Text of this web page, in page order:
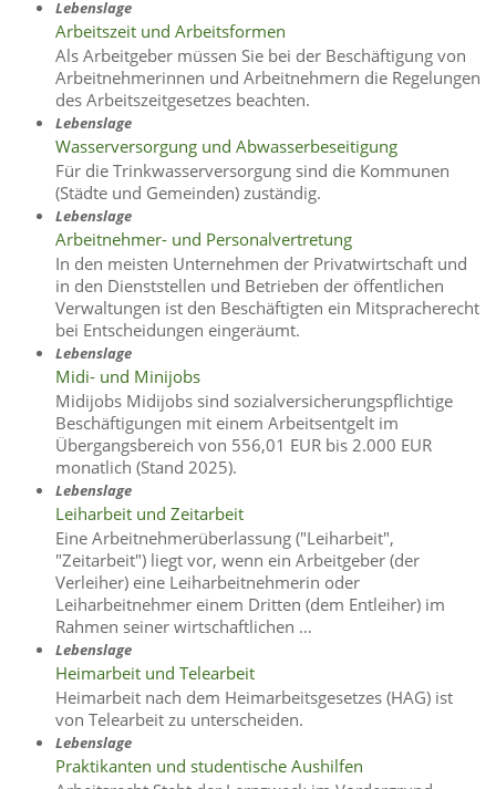
Lebenslage
Arbeitszeit und Arbeitsformen
Als Arbeitgeber müssen Sie bei der Beschäftigung von
Arbeitnehmerinnen und Arbeitnehmern die Regelungen
des Arbeitszeitgesetzes beachten.
Lebenslage
Wasserversorgung und Abwasserbeseitigung
Für die Trinkwasserversorgung sind die Kommunen
(Städte und Gemeinden) zuständig.
Lebenslage
Arbeitnehmer- und Personalvertretung
In den meisten Unternehmen der Privatwirtschaft und
in den Dienststellen und Betrieben der öffentlichen
Verwaltungen ist den Beschäftigten ein Mitspracherecht
bei Entscheidungen eingeräumt.
Lebenslage
Midi- und Minijobs
Midijobs Midijobs sind sozialversicherungspflichtige
Beschäftigungen mit einem Arbeitsentgelt im
Übergangsbereich von 556,01 EUR bis 2.000 EUR
monatlich (Stand 2025).
Lebenslage
Leiharbeit und Zeitarbeit
Eine Arbeitnehmerüberlassung ("Leiharbeit",
"Zeitarbeit") liegt vor, wenn ein Arbeitgeber (der
Verleiher) eine Leiharbeitnehmerin oder
Leiharbeitnehmer einem Dritten (dem Entleiher) im
Rahmen seiner wirtschaftlichen …
Lebenslage
Heimarbeit und Telearbeit
Heimarbeit nach dem Heimarbeitsgesetzes (HAG) ist
von Telearbeit zu unterscheiden.
Lebenslage
Praktikanten und studentische Aushilfen